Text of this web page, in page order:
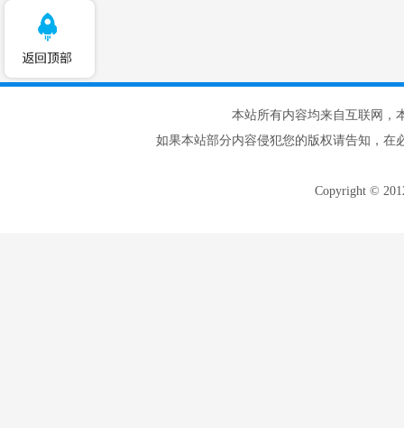
本站所有内容均来自互联网，
如果本站部分内容侵犯您的版权请告知，在
Copyright ©